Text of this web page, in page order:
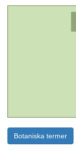
Botaniska termer